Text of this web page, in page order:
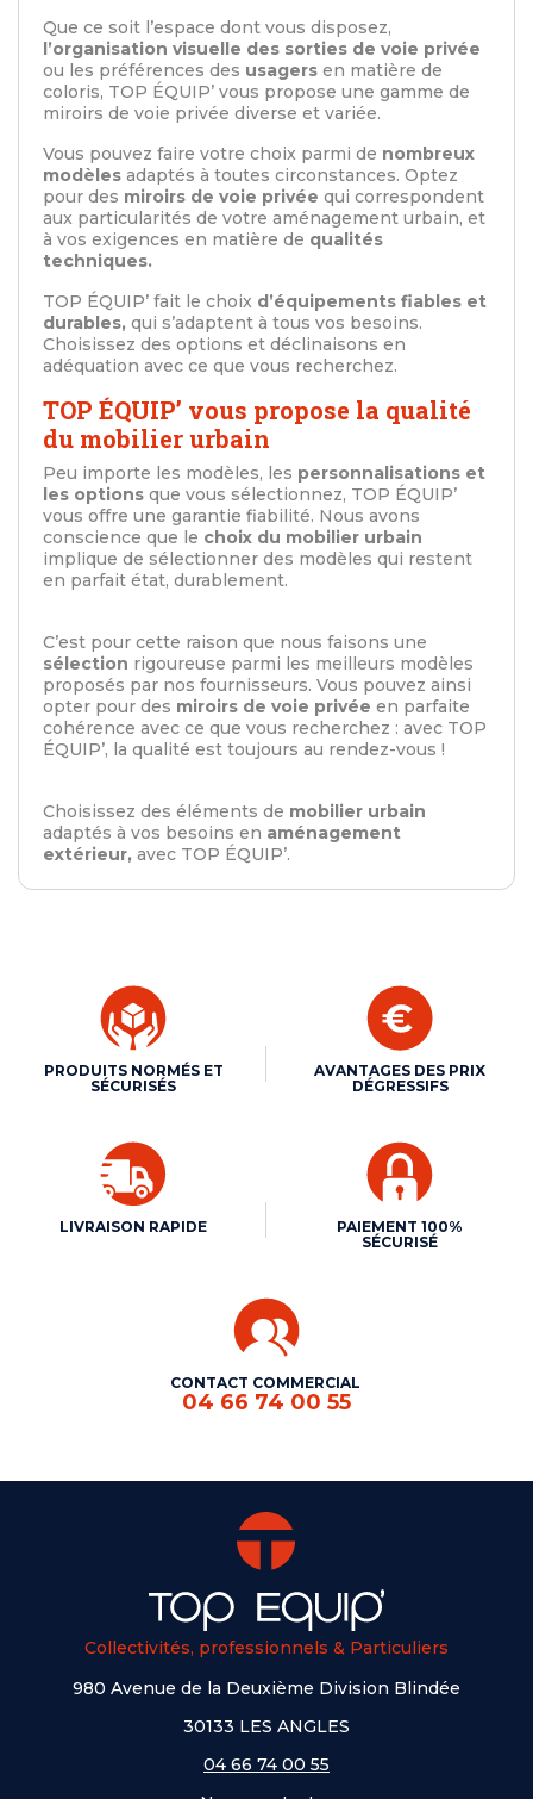
Que ce soit l’espace dont vous disposez,
l’organisation visuelle des sorties de voie privée
ou les préférences des usagers en matière de
coloris, TOP ÉQUIP’ vous propose une gamme de
miroirs de voie privée diverse et variée.
Vous pouvez faire votre choix parmi de nombreux
modèles adaptés à toutes circonstances. Optez
pour des miroirs de voie privée qui correspondent
aux particularités de votre aménagement urbain, et
à vos exigences en matière de qualités
techniques.
TOP ÉQUIP’ fait le choix d’équipements fiables et
durables, qui s’adaptent à tous vos besoins.
Choisissez des options et déclinaisons en
adéquation avec ce que vous recherchez.
TOP ÉQUIP’ vous propose la qualité
du mobilier urbain
Peu importe les modèles, les personnalisations et
les options que vous sélectionnez, TOP ÉQUIP’
vous offre une garantie fiabilité. Nous avons
conscience que le choix du mobilier urbain
implique de sélectionner des modèles qui restent
en parfait état, durablement.
C’est pour cette raison que nous faisons une
sélection rigoureuse parmi les meilleurs modèles
proposés par nos fournisseurs. Vous pouvez ainsi
opter pour des miroirs de voie privée en parfaite
cohérence avec ce que vous recherchez : avec TOP
ÉQUIP’, la qualité est toujours au rendez-vous !
Choisissez des éléments de mobilier urbain
adaptés à vos besoins en aménagement
extérieur, avec TOP ÉQUIP’.
PRODUITS NORMÉS ET
SÉCURISÉS
AVANTAGES DES PRIX
DÉGRESSIFS
LIVRAISON RAPIDE
PAIEMENT 100%
SÉCURISÉ
CONTACT COMMERCIAL
04 66 74 00 55
Collectivités, professionnels & Particuliers
980 Avenue de la Deuxième Division Blindée
30133 LES ANGLES
04 66 74 00 55